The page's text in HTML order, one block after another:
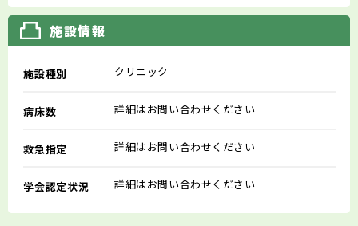
施設情報
施設種別 クリニック
病床数 詳細はお問い合わせください
救急指定 詳細はお問い合わせください
学会認定状況 詳細はお問い合わせください